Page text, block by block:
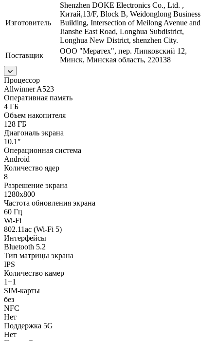
Изготовитель
Shenzhen DOKE Electronics Co., Ltd. ,
Китай,13/F, Block B, Weidonglong Business
Building, Intersection of Meilong Avenue and
Jianshe East Road, Longhua Subdistrict,
Longhua New District, shenzhen City.
Поставщик
ООО "Мератех", пер. Липковский 12,
Минск, Минская область, 220138
Процессор
Allwinner A523
Оперативная память
4 ГБ
Объем накопителя
128 ГБ
Диагональ экрана
10.1″
Операционная система
Android
Количество ядер
8
Разрешение экрана
1280x800
Частота обновления экрана
60 Гц
Wi-Fi
802.11ac (Wi-Fi 5)
Интерфейсы
Bluetooth 5.2
Тип матрицы экрана
IPS
Количество камер
1+1
SIM-карты
без
NFC
Нет
Поддержка 5G
Нет